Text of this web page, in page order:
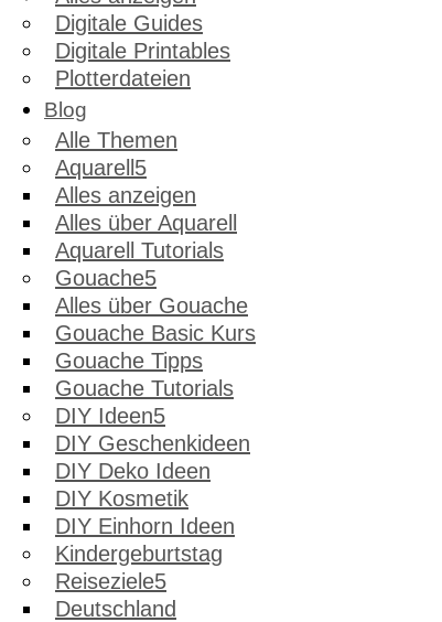
Digitale Guides
Digitale Printables
Plotterdateien
Blog
Alle Themen
Aquarell
Alles anzeigen
Alles über Aquarell
Aquarell Tutorials
Gouache
Alles über Gouache
Gouache Basic Kurs
Gouache Tipps
Gouache Tutorials
DIY Ideen
DIY Geschenkideen
DIY Deko Ideen
DIY Kosmetik
DIY Einhorn Ideen
Kindergeburtstag
Reiseziele
Deutschland